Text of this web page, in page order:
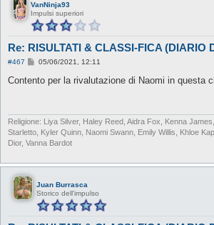
VanNinja93
Impulsi superiori
Re: RISULTATI & CLASSI-FICA (DIARIO
#467
M
s
i
o
05/06/2021, 12:11
Contento per la rivalutazione di Naomi in questa
Religione: Liya Silver, Haley Reed, Aidra Fox, Kenna
Starletto, Kyler Quinn, Naomi Swann, Emily Willis, Khloe
Dior, Vanna Bardot
Juan Burrasca
Storico dell'impulso